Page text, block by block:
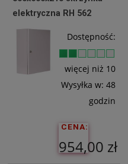
Do
elektryczna RH 562
Dostępność:
więcej niż 10
Wysyłka w: 48
godzin
CENA:
954,00 zł